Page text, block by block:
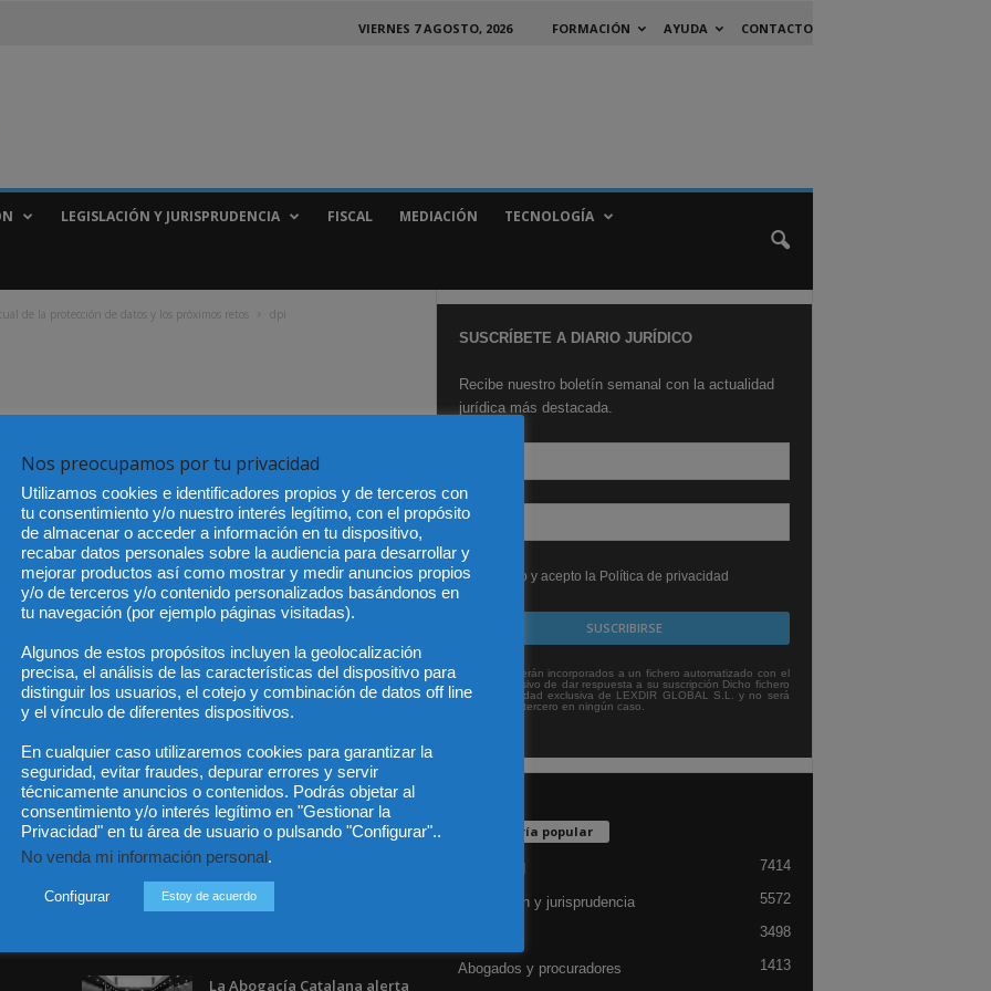
VIERNES 7 AGOSTO, 2026 FORMACIÓN AYUDA CONTACTO
LEGISLACIÓN Y JURISPRUDENCIA FISCAL MEDIACIÓN TECNOLOGÍA
de la protección de datos y los próximos retos dpi
SUSCRÍBETE A DIARIO JURÍDICO
Recibe nuestro boletín semanal con la actualidad
jurídica más destacada.
He leído y acepto la Política de privacidad
Sus datos serán incorporados a un fichero automatizado con el
objeto exclusivo de dar respuesta a su suscripción Dicho fichero
es de titularidad exclusiva de LEXDIR GLOBAL S.L. y no será
cedido a un tercero en ningún caso.
Incluso más noticias
Especialización total: por
qué TBF Abogados es el
referente en derecho...
La Abogacía Catalana alerta
Categoría popular
7414
Legislación y jurisprudencia 5572
3498
Abogados y procuradores
1413
Nos preocupamos por tu privacidad
Utilizamos cookies e identificadores propios y de terceros con
tu consentimiento y/o nuestro interés legítimo, con el propósito
de almacenar o acceder a información en tu dispositivo,
recabar datos personales sobre la audiencia para desarrollar y
mejorar productos así como mostrar y medir anuncios propios
y/o de terceros y/o contenido personalizados basándonos en
tu navegación (por ejemplo páginas visitadas).
Algunos de estos propósitos incluyen la geolocalización
precisa, el análisis de las características del dispositivo para
distinguir los usuarios, el cotejo y combinación de datos off line
y el vínculo de diferentes dispositivos.
En cualquier caso utilizaremos cookies para garantizar la
seguridad, evitar fraudes, depurar errores y servir
técnicamente anuncios o contenidos. Podrás objetar al
consentimiento y/o interés legítimo en "Gestionar la
Privacidad" en tu área de usuario o pulsando "Configurar"..
No venda mi información personal.
Configurar Estoy de acuerdo